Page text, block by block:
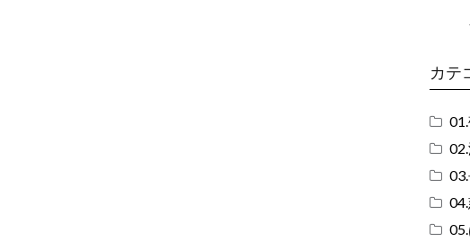
カテ